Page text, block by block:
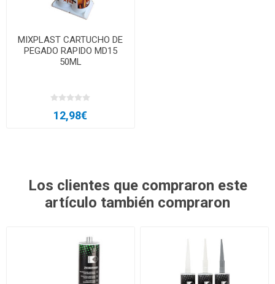
MIXPLAST CARTUCHO DE
PEGADO RAPIDO MD15
50ML
12,98€
Los clientes que compraron este
artículo también compraron